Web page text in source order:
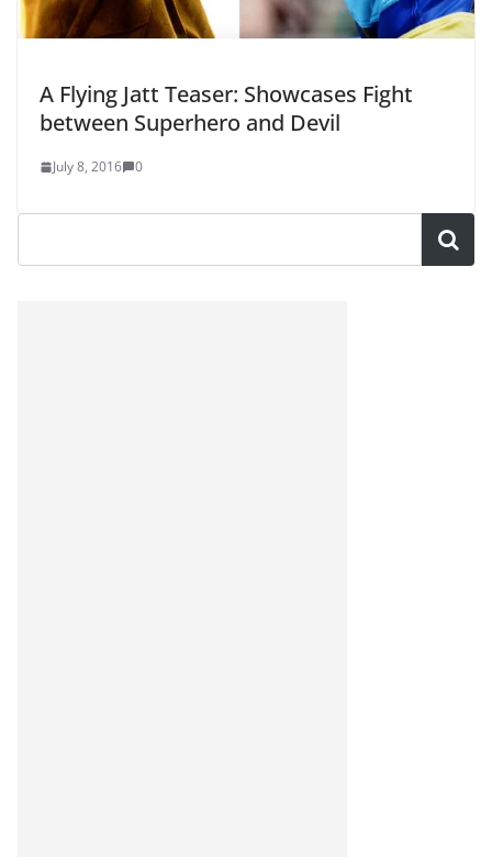
A Flying Jatt Teaser: Showcases Fight
between Superhero and Devil
July 8, 2016 0